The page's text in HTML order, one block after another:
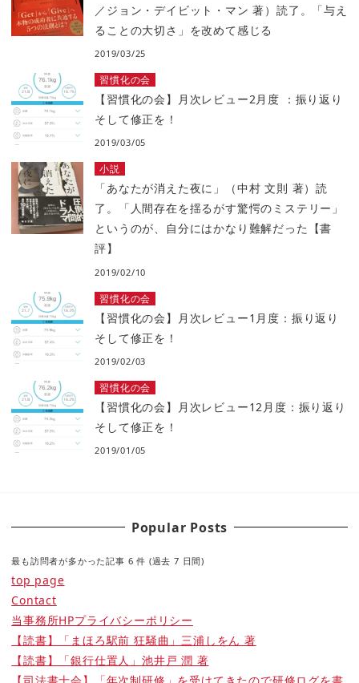
／ジョン・デイビット・マン 著）読了。「与え
ることの大切さ」を改めて感じる
2019/03/25
習慣化の会
【習慣化の会】月次レビュー2月度 ：振り返り
そして修正を！
2019/03/05
小説
「あなたが消えた夜に」（中村 文則 著）読
了。「人間存在を揺るがす驚愕のミステリー」
というのが、自分にはかなり難解だった【書
評】
2019/02/10
習慣化の会
【習慣化の会】月次レビュー1月度：振り返り
そして修正を！
2019/02/03
習慣化の会
【習慣化の会】月次レビュー12月度：振り返り
そして修正を！
2019/01/05
Popular Posts
最も訪問者が多かった記事 6 件 (過去 7 日間)
top page
Contact
当事務所HPプライバシーポリシー
【読書】「まほろ駅前 狂騒曲」三浦しをん 著
【読書】「銀行仕置人」池井戸 潤 著